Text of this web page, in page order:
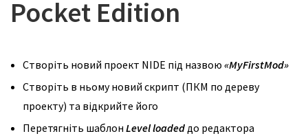
Pocket Edition
Створіть новий проект NIDE під назвою «MyFirstMod»
Створіть в ньому новий скрипт (ПКМ по дереву
проекту) та відкрийте його
Перетягніть шаблон Levelloadedдо редактора